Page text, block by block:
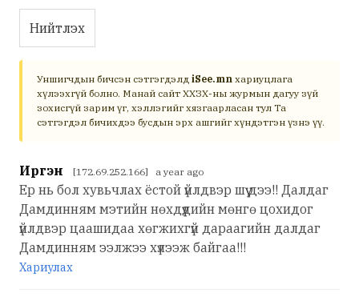
Нийтлэх
Уншигчдын бичсэн сэтгэгдэлд iSee.mn хариуцлага
хүлээхгүй болно. Манай сайт ХХЗХ-ны журмын дагуу зүй
зохисгүй зарим үг, хэллэгийг хязгаарласан тул Та
сэтгэгдэл бичихдээ бусдын эрх ашгийг хүндэтгэн үзнэ үү.
Иргэн [172.69.252.166] a year ago
Ер нь бол хувьчлах ёстой үйлдвэр шүү дээ!! Далдаг
Дамдинням мэтийн нөхдүүдийн мөнгө цохидог
үйлдвэр цаашидаа хөгжихгүй дараагийн далдаг
Дамдинням ээлжээ хүлээж байгаа!!!
Хариулах